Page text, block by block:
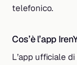
telefonico.
Cos’è l’app
L’app ufficiale